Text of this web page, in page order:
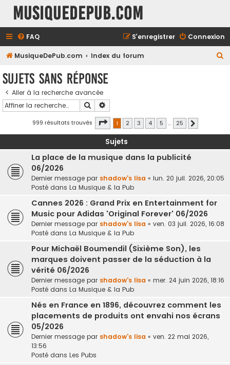
MusiqueDePub.com
FAQ Connexion
S’enregistrer
MusiqueDePub.com Index du forum
c
h
Sujets sans réponse
Aller à la recherche avancée
Rechercher
999 résultats trouvés Page 1sur25
1 2 3 4 5 … 25
Sujets
La place de la musique dans la publicité
06/2026
Dernier message par shadow's lisa « lun. 20 juil. 2026, 20:05
Posté dans La Musique & la Pub
Cannes 2026 : Grand Prix en Entertainment for
Music pour Adidas 'Original Forever' 06/2026
Dernier message par shadow's lisa « ven. 03 juil. 2026, 16:08
Posté dans La Musique & la Pub
Pour Michaël Boumendil (Sixième Son), les
marques doivent passer de la séduction à la
vérité 06/2026
Dernier message par shadow's lisa « mer. 24 juin 2026, 18:16
Posté dans La Musique & la Pub
Nés en France en 1896, découvrez comment les
placements de produits ont envahi nos écrans
05/2026
Dernier message par shadow's lisa « ven. 22 mai 2026,
13:56
Posté dans Les Pubs